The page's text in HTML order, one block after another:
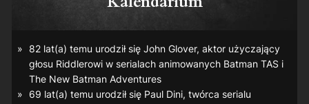
82 lat(a) temu urodził się John Glover, aktor użyczający
głosu Riddlerowi w serialach animowanych Batman TAS i
The New Batman Adventures
69 lat(a) temu urodził się Paul Dini, twórca serialu